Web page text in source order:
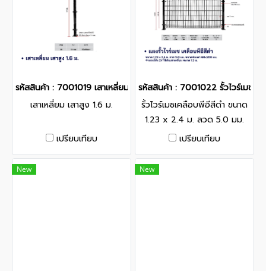
รหัสสินค้า : 7001019 เสาเหลี่ยม เสาสูง 1.6 ม.
เสาเหลี่ยม เสาสูง 1.6 ม.
เปรียบเทียบ
รหัสสินค้า : 7001022 รั้วไวร์เมช
รั้วไวร์เมชเคลือบพีอีสีดำ ขนาด
1.23 x 2.4 ม. ลวด 5.0 มม.
ขนาดช่องตา 60x200 มม.
เปรียบเทียบ
New New